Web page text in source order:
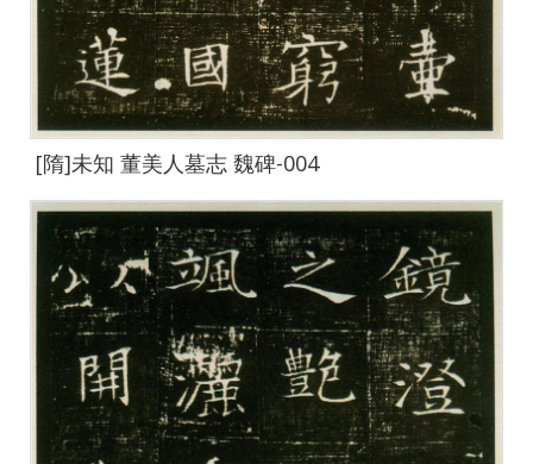
[隋]未知 董美人墓志 魏碑-004